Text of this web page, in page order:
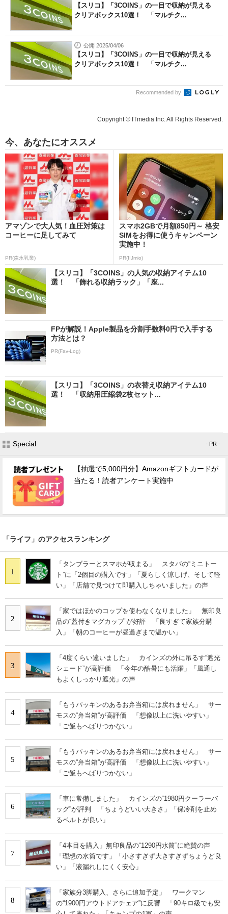
【スリコ】「3COINS」の一目で収納が見える
クリアボックス10選！ 「マルチク...
公開 2025/04/06
【スリコ】「3COINS」の一目で収納が見える
クリアボックス10選！ 「マルチク...
Recommended by
Copyright © ITmedia Inc. All Rights Reserved.
今、あなたにオススメ
アマゾンで大人気！血圧対策は
コーヒーに足してみて
PR(森永乳業)
スマホ2GBで月額850円～ 格安
SIMをお得に使うキャンペーン
実施中！
PR(IIJmio)
【スリコ】「3COINS」の人気の収納アイテム10
選！ 「飾れる収納ラック」「座...
FPが解説！Apple製品を分割手数料0円で入手する
方法とは？
PR(Fav-Log)
【スリコ】「3COINS」の衣替え収納アイテム10
選！ 「収納用圧縮袋2枚セット...
Special - PR -
【抽選で5,000円分】Amazonギフトカードが
当たる！読者アンケート実施中
「ライフ」のアクセスランキング
1
「タンブラーとスマホが収まる」 スタバの“ミニトー
ト”に「2個目の購入です」「夏らしく涼しげ、そして軽
い」「店舗で見つけて即購入しちゃいました」の声
2
「家ではほかのコップを使わなくなりました」 無印良
品の“蓋付きマグカップ”が好評 「良すぎて家族分購
入」「朝のコーヒーが昼過ぎまで温かい」
3
「4度くらい違いました」 カインズの外に吊るす“遮光
シェード”が高評価 「今年の酷暑にも活躍」「風通し
もよくしっかり遮光」の声
4
「もうパッキンのあるお弁当箱には戻れません」 サー
モスの“弁当箱”が高評価 「想像以上に洗いやすい」
「ご飯もへばりつかない」
5
「もうパッキンのあるお弁当箱には戻れません」 サー
モスの“弁当箱”が高評価 「想像以上に洗いやすい」
「ご飯もへばりつかない」
6
「車に常備しました」 カインズの“1980円クーラーバ
ッグ”が評判 「ちょうどいい大きさ」「保冷剤を止め
るベルトが良い」
7
「4本目を購入」無印良品の“1290円水筒”に絶賛の声
「理想の水筒です」「小さすぎず大きすぎずちょうど良
い」「液漏れしにくく安心」
8
「家族分3脚購入、さらに追加予定」 ワークマン
の“1900円アウトドアチェア”に反響 「90キロ級でも安